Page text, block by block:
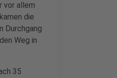
vor allem
die
Durchgang
Weg in
35